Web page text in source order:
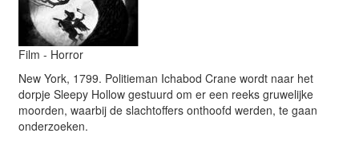
Film - Horror
New York, 1799. Politieman Ichabod Crane wordt naar het
dorpje Sleepy Hollow gestuurd om er een reeks gruwelijke
moorden, waarbij de slachtoffers onthoofd werden, te gaan
onderzoeken.